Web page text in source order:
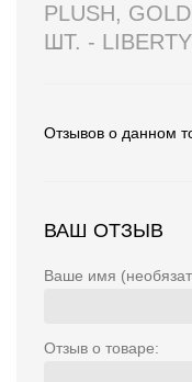
PLUSH,
ШТ. -
Отзывов о данном
ВАШ ОТЗЫВ
Ваше имя
Отзыв о товаре: